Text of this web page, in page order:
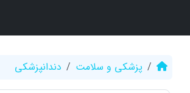
پزشکی و سلامت دندانپزشکی